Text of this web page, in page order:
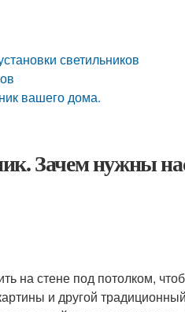
светильников
вашего дома.
Зачем нужны
на стене под потолком,
и другой